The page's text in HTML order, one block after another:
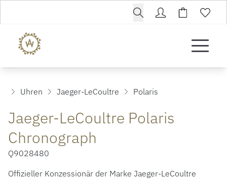
Uhren Jaeger-LeCoultre Polaris
Jaeger-LeCoultre Polaris
Chronograph
Q9028480
Offizieller Konzessionär der Marke Jaeger-LeCoultre